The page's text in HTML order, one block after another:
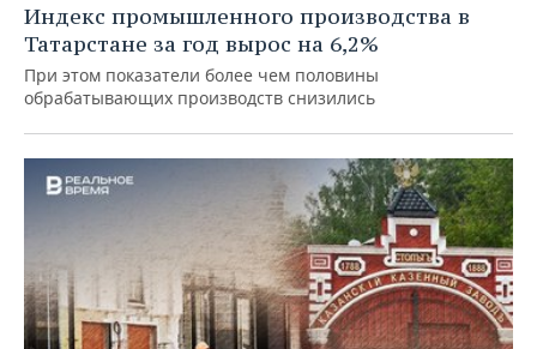
Индекс промышленного производства в
Татарстане за год вырос на 6,2%
При этом показатели более чем половины
обрабатывающих производств снизились